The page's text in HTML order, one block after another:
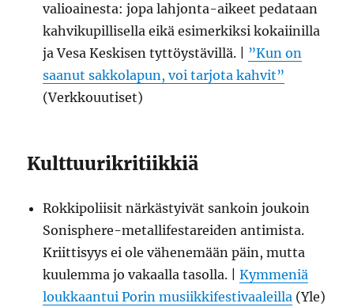
valioainesta: jopa lahjonta-aikeet pedataan
kahvikupillisella eikä esimerkiksi kokaiinilla
ja Vesa Keskisen tyttöystävillä. | ”Kun on
saanut sakkolapun, voi tarjota kahvit”
(Verkkouutiset)
Kulttuurikritiikkiä
Rokkipoliisit närkästyivät sankoin joukoin
Sonisphere-metallifestareiden antimista.
Kriittisyys ei ole vähenemään päin, mutta
kuulemma jo vakaalla tasolla. |Kymmeniä
loukkaantui Porin musiikkifestivaaleilla (Yle)